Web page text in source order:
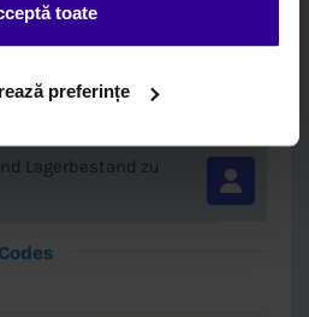
toate
preferințe
N13B16/5FK/FS1.4/1.6
Diesel
Lagerbestand zu